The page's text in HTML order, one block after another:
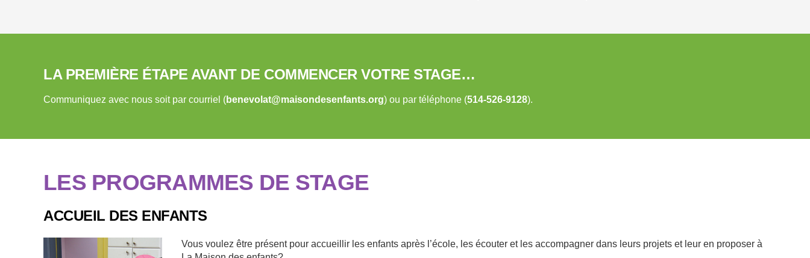
LA PREMIÈRE ÉTAPE AVANT DE COMMENCER VOTRE STAGE…
Communiquez avec nous soit par courriel (benevolat@maisondesenfants.org) ou par téléphone (514-526-9128).
LES PROGRAMMES DE STAGE
ACCUEIL DES ENFANTS
Vous voulez être présent pour accueillir les enfants après l’école, les écouter et les accompagner dans leurs projets et leur en proposer à